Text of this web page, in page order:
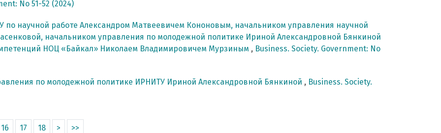
No 51-52 (2024)
по научной работе Александром Матвеевичем Кононовым, начальником управления научной
начальником управления по молодежной политике Ириной Александровной Бянкиной
НОЦ «Байкал» Николаем Владимировичем Мурзиным , Business. Society. Government: No
по молодежной политике ИРНИТУ Ириной Александровной Бянкиной , Business. Society.
16 17 18 > >>